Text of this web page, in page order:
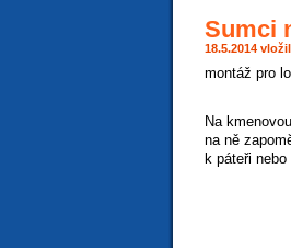
Sumci
18.5.2014
montáž pro
Na
na ně
k páteři nebo